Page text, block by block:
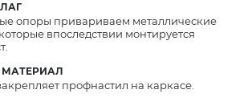
ЛАГ
МАТЕРИАЛ
опоры привариваем металлические
впоследствии монтируется
профнастил на каркасе.